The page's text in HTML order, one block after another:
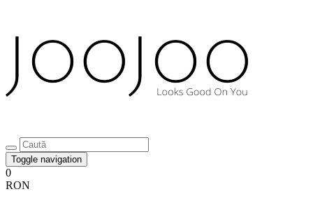
Toggle navigation
0
RON